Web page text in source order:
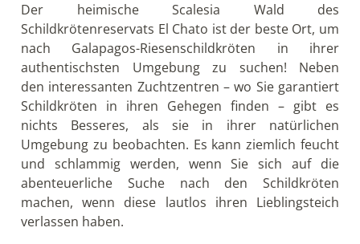
Der heimische Scalesia Wald des
Schildkrötenreservats El Chato ist der beste Ort, um
nach Galapagos-Riesenschildkröten in ihrer
authentischsten Umgebung zu suchen! Neben
den interessanten Zuchtzentren – wo Sie garantiert
Schildkröten in ihren Gehegen finden – gibt es
nichts Besseres, als sie in ihrer natürlichen
Umgebung zu beobachten. Es kann ziemlich feucht
und schlammig werden, wenn Sie sich auf die
abenteuerliche Suche nach den Schildkröten
machen, wenn diese lautlos ihren Lieblingsteich
verlassen haben.